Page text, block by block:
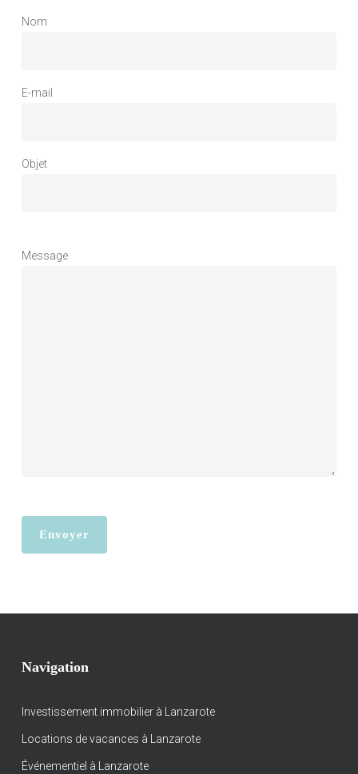
Nom
E-mail
Objet
Message
Navigation
Investissement immobilier à Lanzarote
Locations de vacances à Lanzarote
Événementiel à Lanzarote